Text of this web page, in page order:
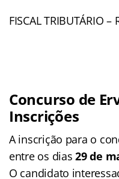
FISCAL TRIBUTÁRIO –
Concurso de
Inscrições
A inscrição para o
entre os dias29 de
O candidato